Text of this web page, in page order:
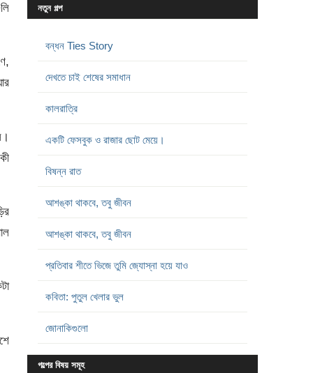
নতুন গল্প
বন্ধন Ties Story
দেখতে চাই শেষের সমাধান
কালরাত্রি
একটি ফেসবুক ও রাজার ছোট মেয়ে।
বিষন্ন রাত
আশঙ্কা থাকবে, তবু জীবন
আশঙ্কা থাকবে, তবু জীবন
প্রতিবার শীতে ভিজে তুমি জ্যোস্না হয়ে যাও
কবিতা: পুতুল খেলার ভুল
জোনাকিগুলো
গল্পের বিষয় সমূহ